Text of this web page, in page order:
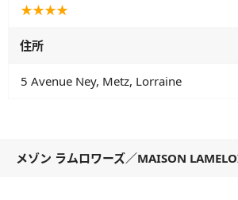
★★★★
住所
5 Avenue Ney, Metz, Lorraine
メゾン ラムロワーズ／MAISON